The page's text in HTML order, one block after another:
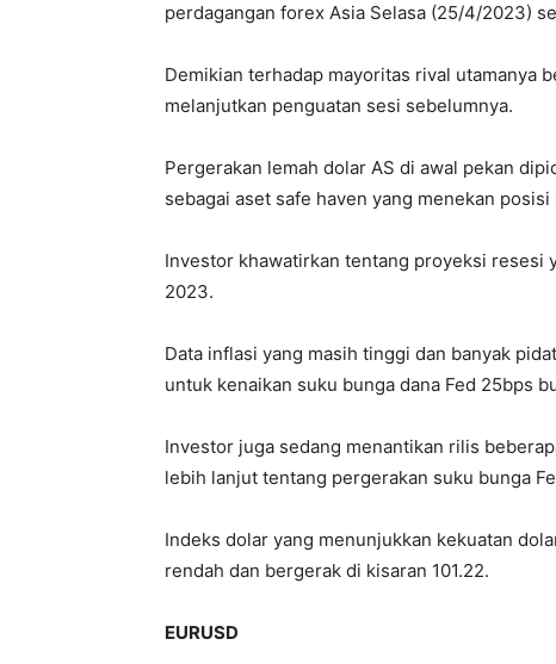
perdagangan forex Asia Selasa (25/4/2023)
Demikian terhadap mayoritas rival utamanya
melanjutkan penguatan sesi sebelumnya.
Pergerakan lemah dolar AS di awal pekan
sebagai aset safe haven yang menekan
Investor khawatirkan tentang proyeksi resesi
2023.
Data inflasi yang masih tinggi dan banyak
untuk kenaikan suku bunga dana Fed 25bps
Investor juga sedang menantikan rilis
lebih lanjut tentang pergerakan suku bunga
Indeks dolar yang menunjukkan kekuatan
rendah dan bergerak di kisaran 101.22.
EURUSD